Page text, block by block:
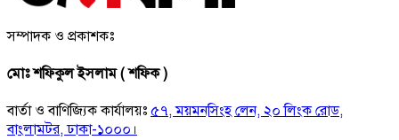
সম্পাদক ও প্রকাশকঃ
মোঃ শফিকুল ইসলাম ( শফিক )
বার্তা ও বাণিজ্যিক কার্যালয়ঃ ৫৭, ময়মনসিংহ লেন, ২০ লিংক রোড,
বাংলামটর, ঢাকা-১০০০।